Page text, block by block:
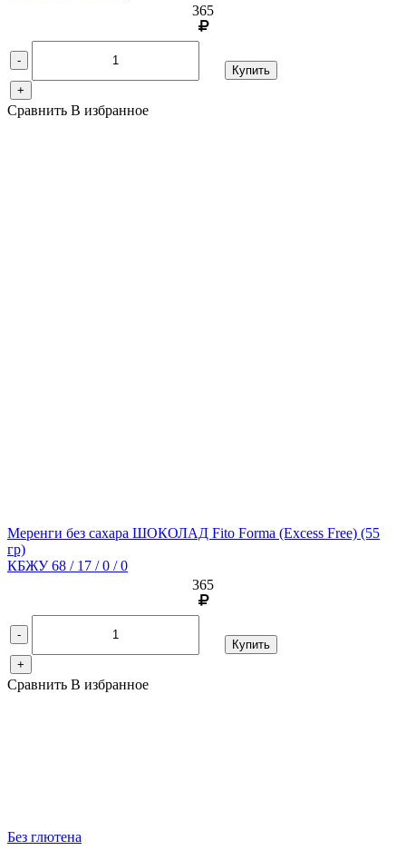
365
-
+
Купить
Сравнить В избранное
Меренги без сахара ШОКОЛАД Fito Forma (Excess Free) (55
гр)
КБЖУ 68 / 17 / 0 / 0
365
-
+
Купить
Сравнить В избранное
Без глютена